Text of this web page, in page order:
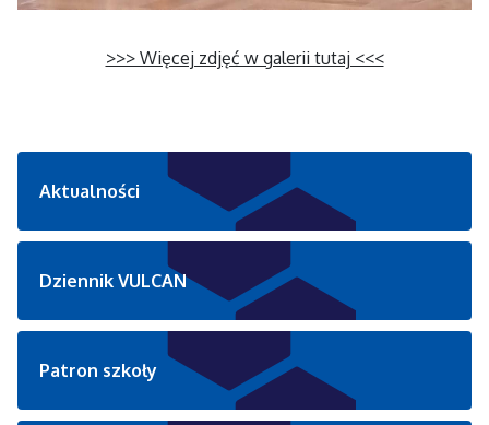
>>> Więcej zdjęć w galerii tutaj <<<
Aktualności
Dziennik VULCAN
Patron szkoły